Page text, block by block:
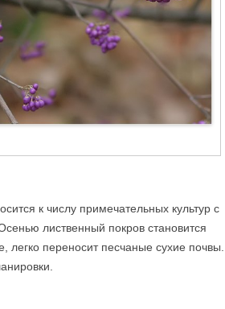
к числу примечательных культур с
лиственный покров становится
переносит песчаные сухие почвы.